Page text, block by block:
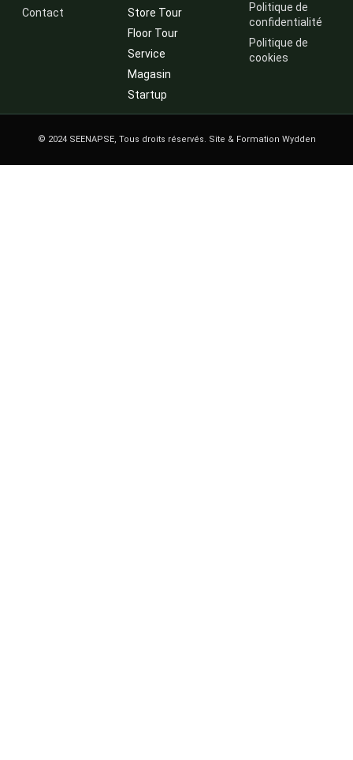
Contact
Store Tour
Floor Tour
Service
Magasin
Startup
Politique de
confidentialité
Politique de
cookies
© 2024 SEENAPSE, Tous droits réservés. Site & Formation Wydden